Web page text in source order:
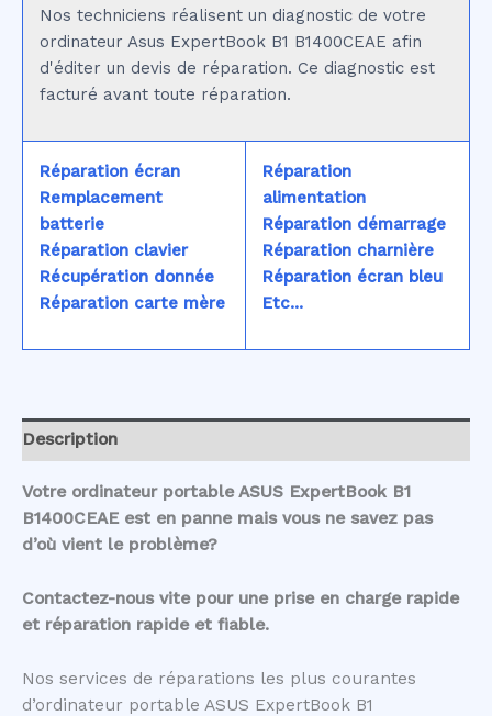
Nos techniciens réalisent un diagnostic de votre
ordinateur Asus ExpertBook B1 B1400CEAE afin
d'éditer un devis de réparation. Ce diagnostic est
facturé avant toute réparation.
Réparation écran
Remplacement
batterie
Réparation clavier
Récupération donnée
Réparation carte mère
Réparation
alimentation
Réparation démarrage
Réparation charnière
Réparation écran bleu
Etc...
Description
Votre ordinateur portable ASUS ExpertBook B1
B1400CEAE est en panne mais vous ne savez pas
d’où vient le problème?
Contactez-nous vite pour une prise en charge rapide
et réparation rapide et fiable.
Nos services de réparations les plus courantes
d’ordinateur portable ASUS ExpertBook B1